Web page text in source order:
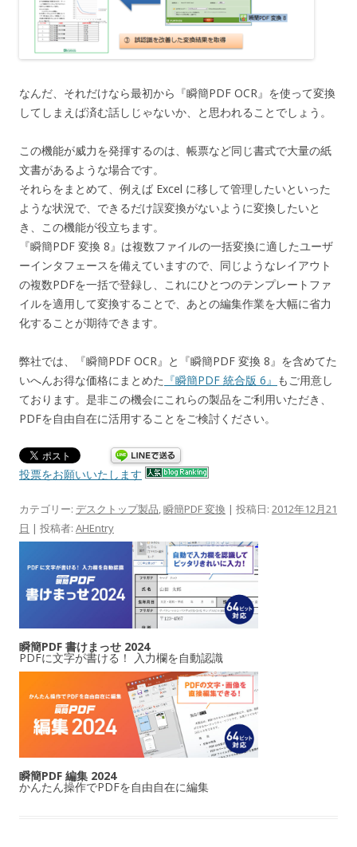
なんだ、それだけなら最初から『瞬簡PDF OCR』を使って変換
してしまえば済む話しじゃないか、と思われることでしょう。
この機能が威力を発揮するのは、帳票など同じ書式で大量の紙
文書があるような場合です。
それらをまとめて、例えば Excel に移して管理したいといった
ような状況で、できるだけ誤変換がないように変換したいと
き、この機能が役立ちます。
『瞬簡PDF 変換 8』は複数ファイルの一括変換に適したユーザ
ーインタフェースを備えていますので、同じようなレイアウト
の複数PDFを一括で登録し、これにひとつのテンプレートファ
イルを適用して変換することで、あとの編集作業を大幅に省力
化することが期待できます。
弊社では、『瞬簡PDF OCR』と『瞬簡PDF 変換 8』を含めてた
いへんお得な価格にまとめた 『瞬簡PDF 統合版 6』 もご用意し
ております。是非この機会にこれらの製品をご利用いただき、
PDFを自由自在に活用することをご検討ください。
投票をお願いいたします
カテゴリー: デスクトップ製品,瞬簡PDF 変換 | 投稿日: 2012年12月21
日 | 投稿者: AHEntry
瞬簡PDF 書けまっせ 2024
PDFに文字が書ける！ 入力欄を自動認識
瞬簡PDF 編集 2024
かんたん操作でPDFを自由自在に編集